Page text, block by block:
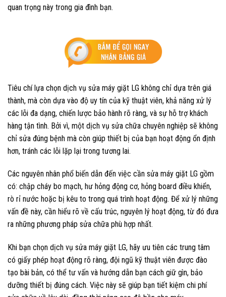
quan trọng này trong gia đình bạn.
Tiêu chí lựa chọn dịch vụ sửa máy giặt LG không chỉ dựa trên giá
thành, mà còn dựa vào độ uy tín của kỹ thuật viên, khả năng xử lý
các lỗi đa dạng, chiến lược bảo hành rõ ràng, và sự hỗ trợ khách
hàng tận tình. Bởi vì, một dịch vụ sửa chữa chuyên nghiệp sẽ không
chỉ sửa đúng bệnh mà còn giúp thiết bị của bạn hoạt động ổn định
hơn, tránh các lỗi lặp lại trong tương lai.
Các nguyên nhân phổ biến dẫn đến việc cần sửa máy giặt LG gồm
có: chập cháy bo mạch, hư hỏng động cơ, hỏng board điều khiển,
rò rỉ nước hoặc bị kêu to trong quá trình hoạt động. Để xử lý những
vấn đề này, cần hiểu rõ về cấu trúc, nguyên lý hoạt động, từ đó đưa
ra những phương pháp sửa chữa phù hợp nhất.
Khi bạn chọn dịch vụ sửa máy giặt LG, hãy ưu tiên các trung tâm
có giấy phép hoạt động rõ ràng, đội ngũ kỹ thuật viên được đào
tạo bài bản, có thể tư vấn và hướng dẫn bạn cách giữ gìn, bảo
dưỡng thiết bị đúng cách. Việc này sẽ giúp bạn tiết kiệm chi phí